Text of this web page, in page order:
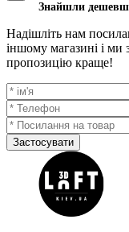
Знайшли
Надішліть нам
іншому магазині і
пропозицію краще!
Застосувати